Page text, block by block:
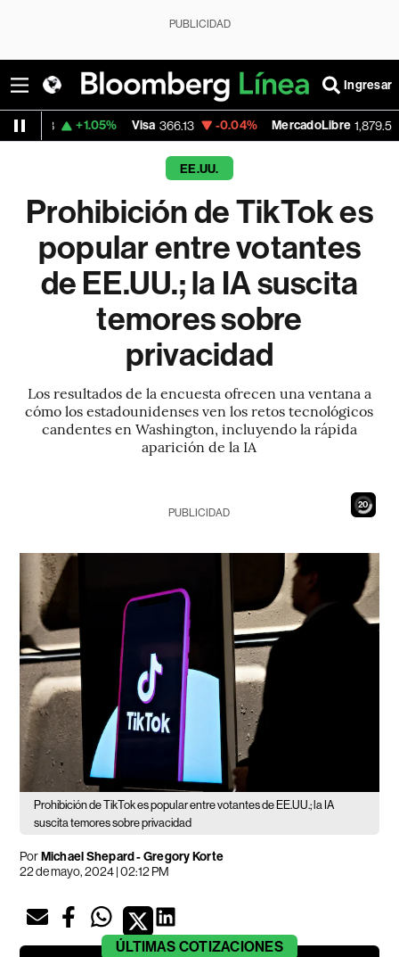
PUBLICIDAD
Ingresar
Visa 366.13 -0.04% MercadoLibre 1,879.59 -0.25%
EE.UU.
Prohibición de TikTok es
popular entre votantes
de EE.UU.; la IA suscita
temores sobre
privacidad
Los resultados de la encuesta ofrecen una ventana a
cómo los estadounidenses ven los retos tecnológicos
candentes en Washington, incluyendo la rápida
aparición de la IA
18
PUBLICIDAD
Prohibición de TikTok es popular entre votantes de EE.UU.; la IA
suscita temores sobre privacidad
PorMichael Shepard - Gregory Korte
22 de mayo, 2024 | 02:12 PM
ÚLTIMAS COTIZACIONES